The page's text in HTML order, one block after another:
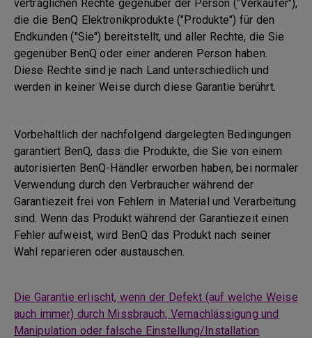
vertraglichen Rechte gegenüber der Person ("Verkäufer"),
die die BenQ Elektronikprodukte ("Produkte") für den
Endkunden ("Sie") bereitstellt, und aller Rechte, die Sie
gegenüber BenQ oder einer anderen Person haben.
Diese Rechte sind je nach Land unterschiedlich und
werden in keiner Weise durch diese Garantie berührt.
Vorbehaltlich der nachfolgend dargelegten Bedingungen
garantiert BenQ, dass die Produkte, die Sie von einem
autorisierten BenQ-Händler erworben haben, bei normaler
Verwendung durch den Verbraucher während der
Garantiezeit frei von Fehlern in Material und Verarbeitung
sind. Wenn das Produkt während der Garantiezeit einen
Fehler aufweist, wird BenQ das Produkt nach seiner
Wahl reparieren oder austauschen.
Die Garantie erlischt, wenn der Defekt (auf welche Weise
auch immer) durch Missbrauch, Vernachlässigung und
Manipulation oder falsche Einstellung/Installation